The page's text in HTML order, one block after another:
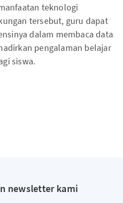
teknologi
tersebut, guru dapat
dalam membaca data
pengalaman belajar
siswa.
newsletter kami